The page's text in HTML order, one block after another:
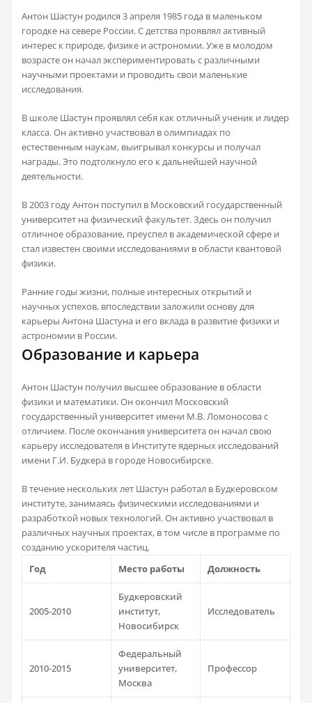
Антон Шастун родился 3 апреля 1985 года в маленьком
городке на севере России. С детства проявлял активный
интерес к природе, физике и астрономии. Уже в молодом
возрасте он начал экспериментировать с различными
научными проектами и проводить свои маленькие
исследования.
В школе Шастун проявлял себя как отличный ученик и лидер
класса. Он активно участвовал в олимпиадах по
естественным наукам, выигрывал конкурсы и получал
награды. Это подтолкнуло его к дальнейшей научной
деятельности.
В 2003 году Антон поступил в Московский государственный
университет на физический факультет. Здесь он получил
отличное образование, преуспел в академической сфере и
стал известен своими исследованиями в области квантовой
физики.
Ранние годы жизни, полные интересных открытий и
научных успехов, впоследствии заложили основу для
карьеры Антона Шастуна и его вклада в развитие физики и
астрономии в России.
Образование и карьера
Антон Шастун получил высшее образование в области
физики и математики. Он окончил Московский
государственный университет имени М.В. Ломоносова с
отличием. После окончания университета он начал свою
карьеру исследователя в Институте ядерных исследований
имени Г.И. Будкера в городе Новосибирске.
В течение нескольких лет Шастун работал в Будкеровском
институте, занимаясь физическими исследованиями и
разработкой новых технологий. Он активно участвовал в
различных научных проектах, в том числе в программе по
созданию ускорителя частиц.
Год
Место работы Должность
2005-2010
Будкеровский
институт,
Новосибирск
Исследователь
2010-2015
Федеральный
университет,
Москва
Профессор